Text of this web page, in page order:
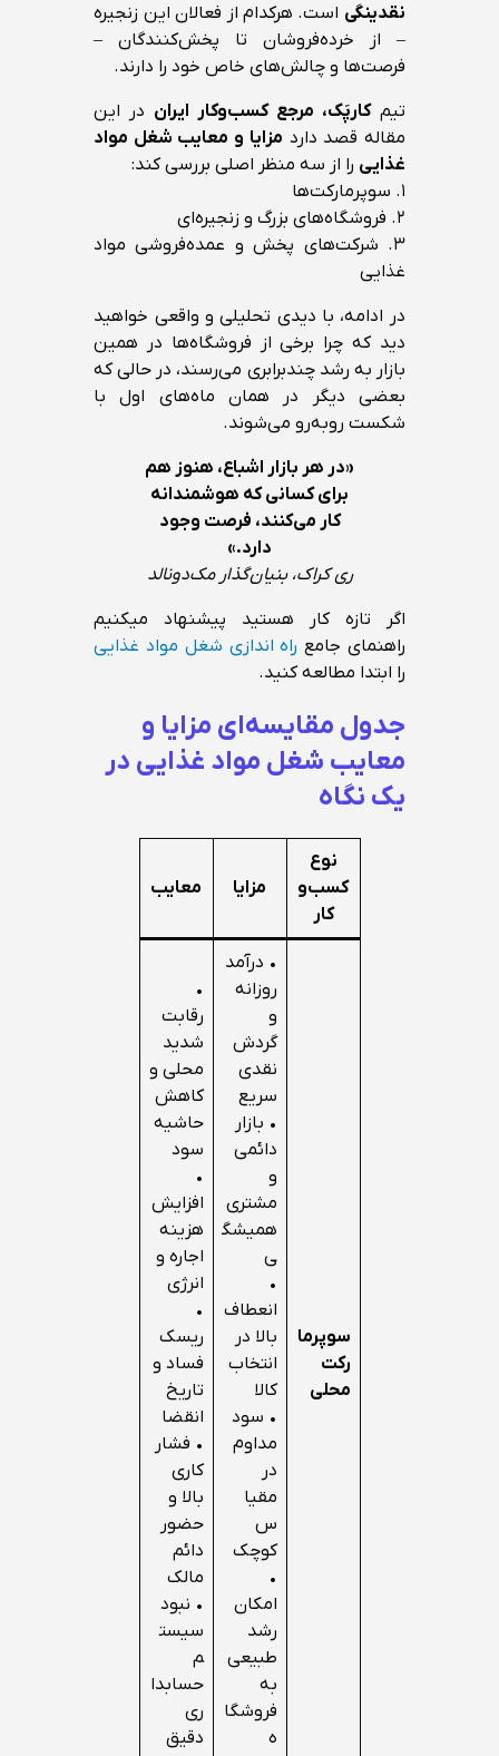
نقدینگی است. هرکدام از فعالان این زنجیره
– از خرده‌فروشان تا پخش‌کنندگان –
فرصت‌ها و چالش‌های خاص خود را دارند.
تیمکارپَک، مرجع کسب‌وکار ایران در این
مقاله قصد دارد مزایا و معایب شغل مواد
غذایی را از سه منظر اصلی بررسی کند:
۱. سوپرمارکت‌ها
۲. فروشگاه‌های بزرگ و زنجیره‌ای
۳. شرکت‌های پخش و عمده‌فروشی مواد
غذایی
در ادامه، با دیدی تحلیلی و واقعی خواهید
دید که چرا برخی از فروشگاه‌ها در همین
بازار به رشد چندبرابری می‌رسند، در حالی که
بعضی دیگر در همان ماه‌های اول با
شکست روبه‌رو می‌شوند.
«در هر بازار اشباع، هنوز هم
برای کسانی که هوشمندانه
کار می‌کنند، فرصت وجود
دارد.»
ری کراک، بنیان‌گذار مک‌دونالد
اگر تازه کار هستید پیشنهاد میکنیم
راهنمای جامع راه اندازی شغل مواد غذایی
را ابتدا مطالعه کنید.
جدول مقایسه‌ای مزایا و
معایب شغل مواد غذایی در
یک نگاه
نوع
کسب‌و
کار
مزایا معایب
سوپرما
رکت
محلی
• درآمد
روزانه
و
گردش
نقدی
سریع
• بازار
دائمی
و
مشتری
همیشگ
ی
•
انعطاف
بالا در
انتخاب
کالا
• سود
مداوم
در
مقیا
س
کوچک
•
امکان
رشد
طبیعی
به
فروشگا
ه
•
رقابت
شدید
محلی و
کاهش
حاشیه
سود
•
افزایش
هزینه
اجاره و
انرژی
•
ریسک
فساد و
تاریخ
انقضا
• فشار
کاری
بالا و
حضور
دائم
مالک
• نبود
سیست
م
حسابدا
ری
دقیق